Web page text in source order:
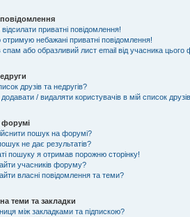
приватні повідомлення!
отримую небажані приватні повідомлення!
або образливий лист email від учасника цього
друзів та недругів?
/ видаляти користувачів в мій список
пошук на форумі?
не дає результатів?
пошуку я отримав порожню сторінку!
учасників форуму?
власні повідомлення та теми?
теми та закладки
між закладками та підпискою?